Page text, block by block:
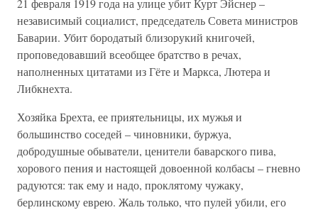
21 февраля 1919 года на улице убит Курт Эйснер –
независимый социалист, председатель Совета министров
Баварии. Убит бородатый близорукий книгочей,
проповедовавший всеобщее братство в речах,
наполненных цитатами из Гёте и Маркса, Лютера и
Либкнехта.
Хозяйка Брехта, ее приятельницы, их мужья и
большинство соседей – чиновники, буржуа,
добродушные обыватели, ценители баварского пива,
хорового пения и настоящей довоенной колбасы – гневно
радуются: так ему и надо, проклятому чужаку,
берлинскому еврею. Жаль только, что пулей убили, его